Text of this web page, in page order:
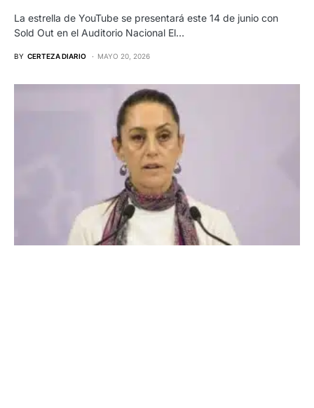
La estrella de YouTube se presentará este 14 de junio con
Sold Out en el Auditorio Nacional El…
BY CERTEZA DIARIO MAYO 20, 2026